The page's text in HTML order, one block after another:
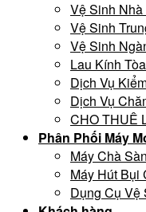
Vệ Sinh
Vệ Sinh
Vệ Sinh
Lau Kính
Dịch Vụ
Dịch Vụ
CHO THUÊ
Phân Phối Máy
Máy Chà
Máy Hút Bụi
Dụng Cụ Vệ